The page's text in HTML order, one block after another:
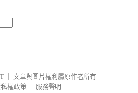
文章與圖片權利屬原作者所有
私權政策
服務聲明